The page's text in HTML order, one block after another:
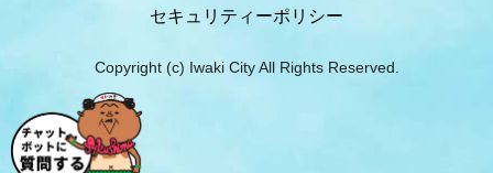
セキュリティーポリシー
Copyright (c) Iwaki City All Rights Reserved.